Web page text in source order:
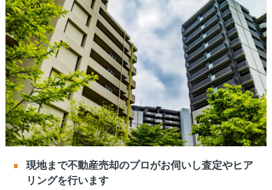
現地まで不動産売却のプロがお伺いし査定やヒア
リングを行います